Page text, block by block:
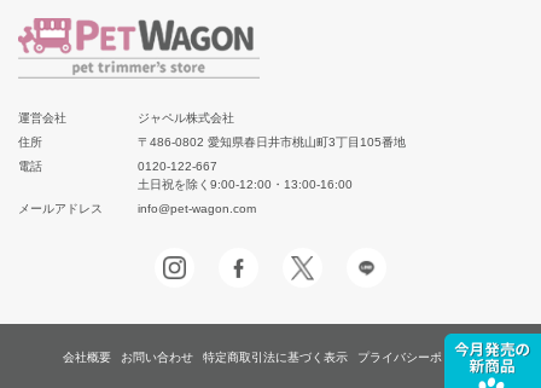
運営会社
ジャペル株式会社
住所
〒486-0802 愛知県春日井市桃山町3丁目105番地
電話
0120-122-667
土日祝を除く9:00-12:00・13:00-16:00
メールアドレス
info@pet-wagon.com
会社概要 お問い合わせ 特定商取引法に基づく表示 プライバシーポリシー